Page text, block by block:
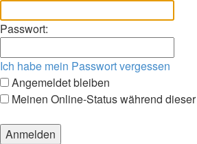
Passwort:
Ich habe mein Passwort vergessen
Angemeldet bleiben
Meinen Online-Status während